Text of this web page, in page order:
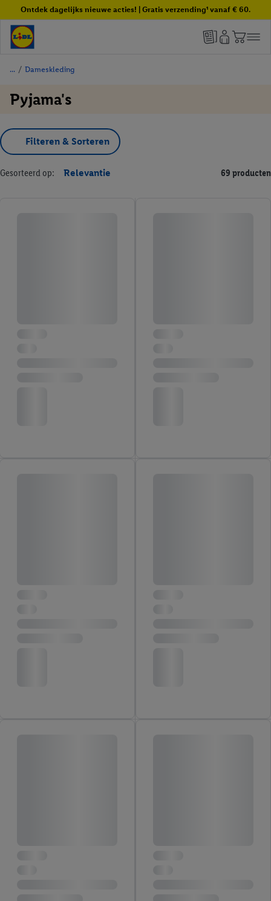
Ontdek dagelijks nieuwe acties! | Gratis verzending¹ vanaf € 60.
/ Dameskleding
Pyjama's
Filteren & Sorteren
Gesorteerd op: Relevantie 69 producten